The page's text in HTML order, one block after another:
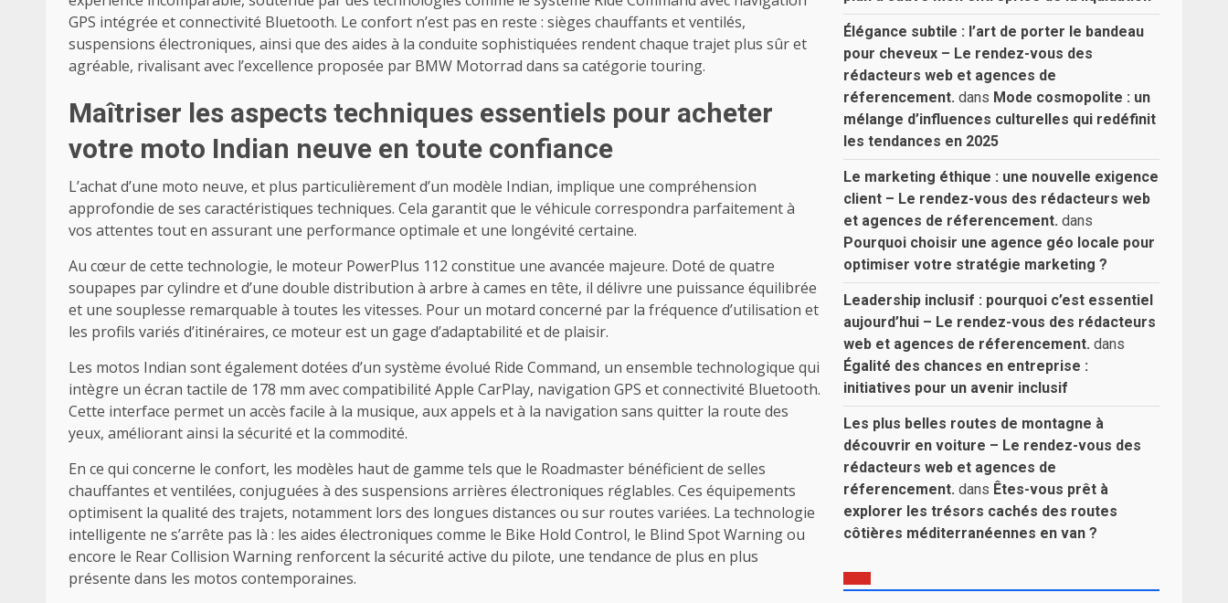
GPS intégrée et connectivité Bluetooth. Le confort n’est pas en reste : sièges chauffants et ventilés,
suspensions électroniques, ainsi que des aides à la conduite sophistiquées rendent chaque trajet plus sûr et
agréable, rivalisant avec l’excellence proposée par BMW Motorrad dans sa catégorie touring.
Maîtriser les aspects techniques essentiels pour acheter
votre moto Indian neuve en toute confiance
L’achat d’une moto neuve, et plus particulièrement d’un modèle Indian, implique une compréhension
approfondie de ses caractéristiques techniques. Cela garantit que le véhicule correspondra parfaitement à
vos attentes tout en assurant une performance optimale et une longévité certaine.
Au cœur de cette technologie, le moteur PowerPlus 112 constitue une avancée majeure. Doté de quatre
soupapes par cylindre et d’une double distribution à arbre à cames en tête, il délivre une puissance équilibrée
et une souplesse remarquable à toutes les vitesses. Pour un motard concerné par la fréquence d’utilisation et
les profils variés d’itinéraires, ce moteur est un gage d’adaptabilité et de plaisir.
Les motos Indian sont également dotées d’un système évolué Ride Command, un ensemble technologique qui
intègre un écran tactile de 178 mm avec compatibilité Apple CarPlay, navigation GPS et connectivité Bluetooth.
Cette interface permet un accès facile à la musique, aux appels et à la navigation sans quitter la route des
yeux, améliorant ainsi la sécurité et la commodité.
En ce qui concerne le confort, les modèles haut de gamme tels que le Roadmaster bénéficient de selles
chauffantes et ventilées, conjuguées à des suspensions arrières électroniques réglables. Ces équipements
optimisent la qualité des trajets, notamment lors des longues distances ou sur routes variées. La technologie
intelligente ne s’arrête pas là : les aides électroniques comme le Bike Hold Control, le Blind Spot Warning ou
encore le Rear Collision Warning renforcent la sécurité active du pilote, une tendance de plus en plus
présente dans les motos contemporaines.
Élégance subtile : l’art de porter le bandeau
pour cheveux – Le rendez-vous des
rédacteurs web et agences de
réferencement. dans Mode cosmopolite : un
mélange d’influences culturelles qui redéfinit
les tendances en 2025
Le marketing éthique : une nouvelle exigence
client – Le rendez-vous des rédacteurs web
et agences de réferencement. dans
Pourquoi choisir une agence géo locale pour
optimiser votre stratégie marketing ?
Leadership inclusif : pourquoi c’est essentiel
aujourd’hui – Le rendez-vous des rédacteurs
web et agences de réferencement. dans
Égalité des chances en entreprise :
initiatives pour un avenir inclusif
Les plus belles routes de montagne à
découvrir en voiture – Le rendez-vous des
rédacteurs web et agences de
réferencement. dans Êtes-vous prêt à
explorer les trésors cachés des routes
côtières méditerranéennes en van ?